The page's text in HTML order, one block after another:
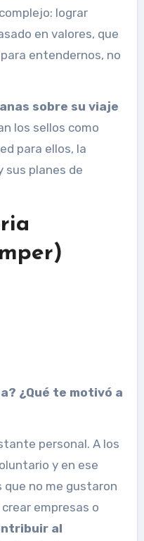
lograr
en valores, que
entendernos, no
sobre su viaje
los sellos como
para ellos, la
sus planes de
¿Qué te motivó a
personal. A los
y en ese
no me gustaron
empresas o
al